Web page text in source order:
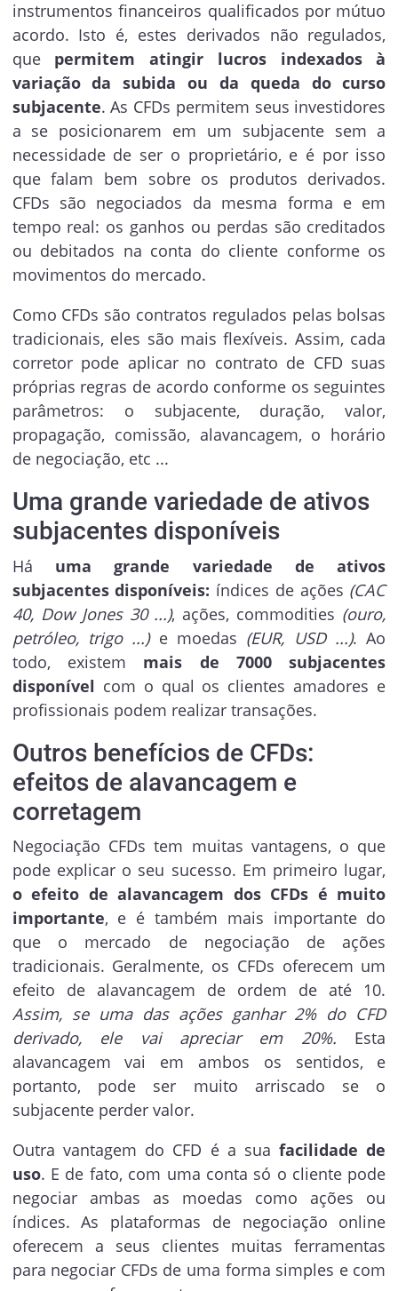
instrumentos financeiros qualificados por mútuo
acordo. Isto é, estes derivados não regulados,
que permitem atingir lucros indexados à
variação da subida ou da queda do curso
subjacente. As CFDs permitem seus investidores
a se posicionarem em um subjacente sem a
necessidade de ser o proprietário, e é por isso
que falam bem sobre os produtos derivados.
CFDs são negociados da mesma forma e em
tempo real: os ganhos ou perdas são creditados
ou debitados na conta do cliente conforme os
movimentos do mercado.
Como CFDs são contratos regulados pelas bolsas
tradicionais, eles são mais flexíveis. Assim, cada
corretor pode aplicar no contrato de CFD suas
próprias regras de acordo conforme os seguintes
parâmetros: o subjacente, duração, valor,
propagação, comissão, alavancagem, o horário
de negociação, etc ...
Uma grande variedade de ativos
subjacentes disponíveis
Há uma grande variedade de ativos
subjacentes disponíveis: índices de ações (CAC
40, Dow Jones 30 ...), ações, commodities (ouro,
petróleo, trigo ...)e moedas (EUR, USD ...). Ao
todo, existem mais de 7000 subjacentes
disponível com o qual os clientes amadores e
profissionais podem realizar transações.
Outros benefícios de CFDs:
efeitos de alavancagem e
corretagem
Negociação CFDs tem muitas vantagens, o que
pode explicar o seu sucesso. Em primeiro lugar,
o efeito de alavancagem dos CFDs é muito
importante, e é também mais importante do
que o mercado de negociação de ações
tradicionais. Geralmente, os CFDs oferecem um
efeito de alavancagem de ordem de até 10.
Assim, se uma das ações ganhar 2% do CFD
derivado, ele vai apreciar em 20%. Esta
alavancagem vai em ambos os sentidos, e
portanto, pode ser muito arriscado se o
subjacente perder valor.
Outra vantagem do CFD é a suafacilidade de
uso. E de fato, com uma conta só o cliente pode
negociar ambas as moedas como ações ou
índices. As plataformas de negociação online
oferecem a seus clientes muitas ferramentas
para negociar CFDs de uma forma simples e com